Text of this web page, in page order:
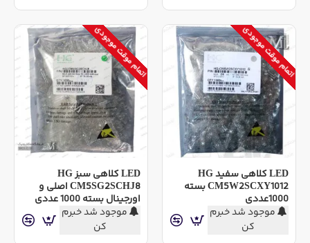
اتمام موقت موجودی
LED کلاهی سفید HG
CM5W2SCXY1012 بسته
1000عددی
موجود شد خبرم
کن
اتمام موقت موجودی
LED کلاهی سبز HG
CM5SG2SCHJ8 اصلی و
اورجینال بسته 1000 عددی
موجود شد خبرم
کن